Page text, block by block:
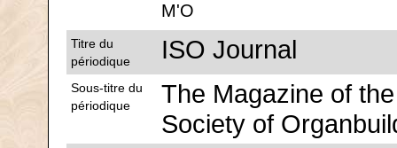
M'O
Titre du
périodique
ISO Journal
Sous-titre du
périodique
The Magazine of
Society of